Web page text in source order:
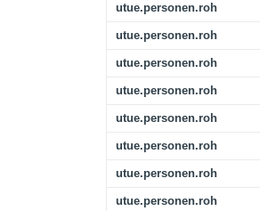
utue.personen.roh
utue.personen.roh
utue.personen.roh
utue.personen.roh
utue.personen.roh
utue.personen.roh
utue.personen.roh
utue.personen.roh